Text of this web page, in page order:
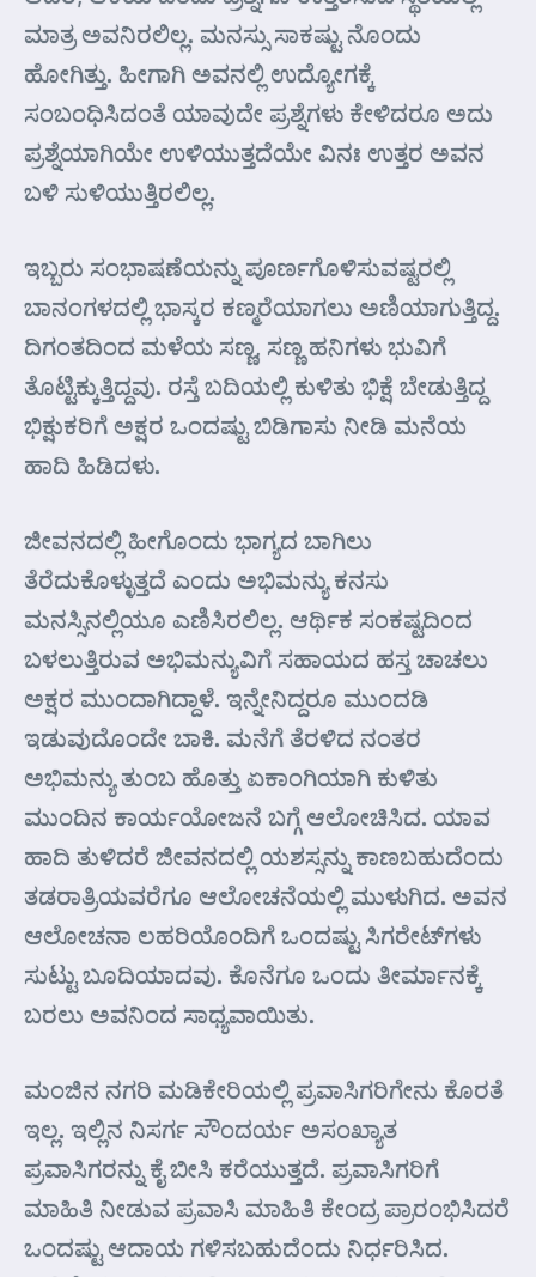
ಮಾತ್ರ ಅವನಿರಲಿಲ್ಲ. ಮನಸ್ಸು ಸಾಕಷ್ಟು ನೊಂದು
ಹೋಗಿತ್ತು. ಹೀಗಾಗಿ ಅವನಲ್ಲಿ ಉದ್ಯೋಗಕ್ಕೆ
ಸಂಬಂಧಿಸಿದಂತೆ ಯಾವುದೇ ಪ್ರಶ್ನೆಗಳು ಕೇಳಿದರೂ ಅದು
ಪ್ರಶ್ನೆಯಾಗಿಯೇ ಉಳಿಯುತ್ತದೆಯೇ ವಿನಃ ಉತ್ತರ ಅವನ
ಬಳಿ ಸುಳಿಯುತ್ತಿರಲಿಲ್ಲ.
ಇಬ್ಬರು ಸಂಭಾಷಣೆಯನ್ನು ಪೂರ್ಣಗೊಳಿಸುವಷ್ಟರಲ್ಲಿ
ಬಾನಂಗಳದಲ್ಲಿ ಭಾಸ್ಕರ ಕಣ್ಮರೆಯಾಗಲು ಅಣಿಯಾಗುತ್ತಿದ್ದ.
ದಿಗಂತದಿಂದ ಮಳೆಯ ಸಣ್ಣ, ಸಣ್ಣ ಹನಿಗಳು ಭುವಿಗೆ
ತೊಟ್ಟಿಕ್ಕುತ್ತಿದ್ದವು. ರಸ್ತೆ ಬದಿಯಲ್ಲಿ ಕುಳಿತು ಭಿಕ್ಷೆ ಬೇಡುತ್ತಿದ್ದ
ಭಿಕ್ಷುಕರಿಗೆ ಅಕ್ಷರ ಒಂದಷ್ಟು ಬಿಡಿಗಾಸು ನೀಡಿ ಮನೆಯ
ಹಾದಿ ಹಿಡಿದಳು.
ಜೀವನದಲ್ಲಿ ಹೀಗೊಂದು ಭಾಗ್ಯದ ಬಾಗಿಲು
ತೆರೆದುಕೊಳ್ಳುತ್ತದೆ ಎಂದು ಅಭಿಮನ್ಯು ಕನಸು
ಮನಸ್ಸಿನಲ್ಲಿಯೂ ಎಣಿಸಿರಲಿಲ್ಲ. ಆರ್ಥಿಕ ಸಂಕಷ್ಟದಿಂದ
ಬಳಲುತ್ತಿರುವ ಅಭಿಮನ್ಯುವಿಗೆ ಸಹಾಯದ ಹಸ್ತ ಚಾಚಲು
ಅಕ್ಷರ ಮುಂದಾಗಿದ್ದಾಳೆ. ಇನ್ನೇನಿದ್ದರೂ ಮುಂದಡಿ
ಇಡುವುದೊಂದೇ ಬಾಕಿ. ಮನೆಗೆ ತೆರಳಿದ ನಂತರ
ಅಭಿಮನ್ಯು ತುಂಬ ಹೊತ್ತು ಏಕಾಂಗಿಯಾಗಿ ಕುಳಿತು
ಮುಂದಿನ ಕಾರ್ಯಯೋಜನೆ ಬಗ್ಗೆ ಆಲೋಚಿಸಿದ. ಯಾವ
ಹಾದಿ ತುಳಿದರೆ ಜೀವನದಲ್ಲಿ ಯಶಸ್ಸನ್ನು ಕಾಣಬಹುದೆಂದು
ತಡರಾತ್ರಿಯವರೆಗೂ ಆಲೋಚನೆಯಲ್ಲಿ ಮುಳುಗಿದ. ಅವನ
ಆಲೋಚನಾ ಲಹರಿಯೊಂದಿಗೆ ಒಂದಷ್ಟು ಸಿಗರೇಟ್‌ಗಳು
ಸುಟ್ಟು ಬೂದಿಯಾದವು. ಕೊನೆಗೂ ಒಂದು ತೀರ್ಮಾನಕ್ಕೆ
ಬರಲು ಅವನಿಂದ ಸಾಧ್ಯವಾಯಿತು.
ಮಂಜಿನ ನಗರಿ ಮಡಿಕೇರಿಯಲ್ಲಿ ಪ್ರವಾಸಿಗರಿಗೇನು ಕೊರತೆ
ಇಲ್ಲ. ಇಲ್ಲಿನ ನಿಸರ್ಗ ಸೌಂದರ್ಯ ಅಸಂಖ್ಯಾತ
ಪ್ರವಾಸಿಗರನ್ನು ಕೈ ಬೀಸಿ ಕರೆಯುತ್ತದೆ. ಪ್ರವಾಸಿಗರಿಗೆ
ಮಾಹಿತಿ ನೀಡುವ ಪ್ರವಾಸಿ ಮಾಹಿತಿ ಕೇಂದ್ರ ಪ್ರಾರಂಭಿಸಿದರೆ
ಒಂದಷ್ಟು ಆದಾಯ ಗಳಿಸಬಹುದೆಂದು ನಿರ್ಧರಿಸಿದ.